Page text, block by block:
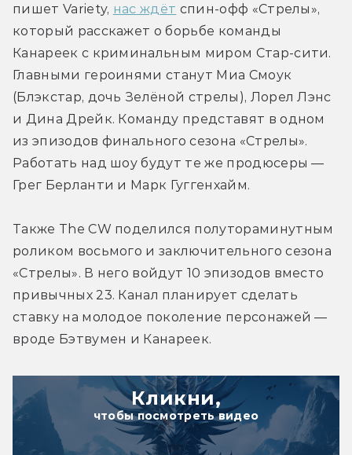
пишет Variety, нас ждёт спин-офф «Стрелы»,
который расскажет о борьбе команды
Канареек с криминальным миром Стар-сити.
Главными героинями станут Миа Смоук
(Блэкстар, дочь Зелёной стрелы), Лорел Лэнс
и Дина Дрейк. Команду представят в одном
из эпизодов финального сезона «Стрелы».
Работать над шоу будут те же продюсеры —
Грег Берланти и Марк Гуггенхайм.
Также The CW поделился полутораминутным
роликом восьмого и заключительного сезона
«Стрелы». В него войдут 10 эпизодов вместо
привычных 23. Канал планирует сделать
ставку на молодое поколение персонажей —
вроде Бэтвумен и Канареек.
Кликни,
чтобы посмотреть видео